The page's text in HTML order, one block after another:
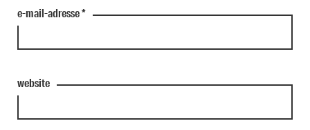
e-mail-adresse*
website